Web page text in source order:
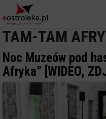
TAM-TAM
Noc Muzeów pod
Afryka” [WIDEO,